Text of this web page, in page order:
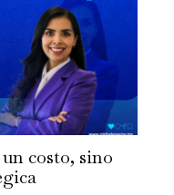
costo, sino